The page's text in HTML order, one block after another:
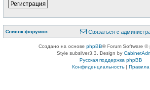
Регистрация
Список форумов Связаться с
Создано на основе phpBB® Forum Software ©
Style subsilver3.3. Design by
Русская поддержка phpBB
Конфиденциальность| Правила